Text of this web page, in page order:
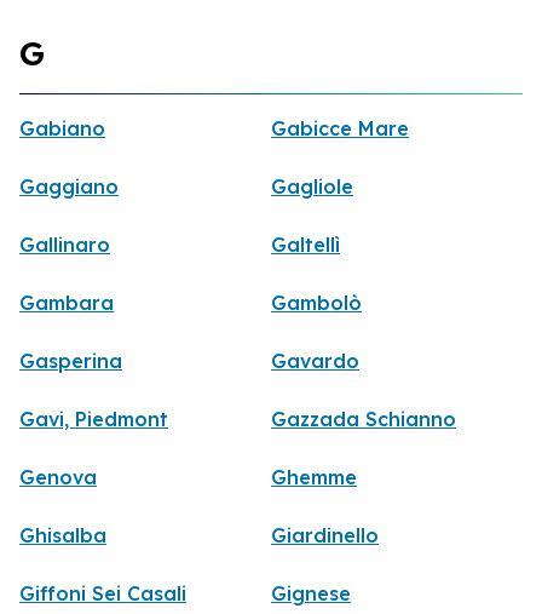
G
Gabiano Gabicce Mare
Gaggiano Gagliole
Gallinaro Galtellì
Gambara Gambolò
Gasperina Gavardo
Gavi, Piedmont Gazzada Schianno
Genova Ghemme
Ghisalba Giardinello
Giffoni Sei Casali Gignese